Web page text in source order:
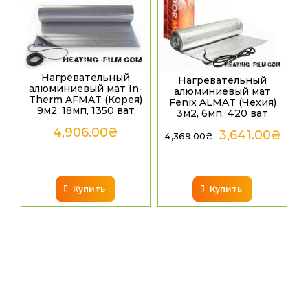
Нагревательный
алюминиевый мат In-
Therm AFMAT (Корея)
9м2, 18мп, 1350 ват
4,906.00₴
Купить
Нагревательный
алюминиевый мат
Fenix ALMAT (Чехия)
3м2, 6мп, 420 ват
4,369.00₴ 3,641.00₴
Купить